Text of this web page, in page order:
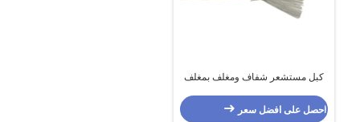
كبل مستشعر شفاف ومغلف بمغلف
احصل على افضل سعر